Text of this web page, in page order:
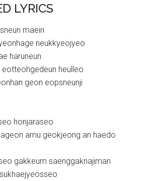
LYRICS
maeiri
neukkyeojyeo
haruneun
heulleo
geon eopsneunji
honjaraseo
amu geokjeong an haedo
gakkeum saenggaknajiman